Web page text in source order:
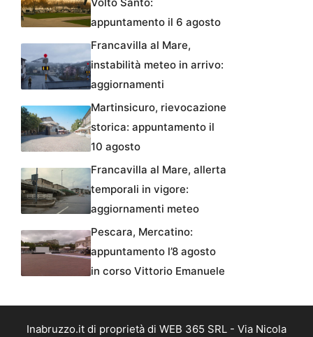
appuntamento il 6 agosto
Francavilla al Mare,
instabilità meteo in arrivo:
aggiornamenti
Martinsicuro, rievocazione
storica: appuntamento il
10 agosto
Francavilla al Mare, allerta
temporali in vigore:
aggiornamenti meteo
Pescara, Mercatino:
appuntamento l’8 agosto
in corso Vittorio Emanuele
Inabruzzo.it di proprietà di WEB 365 SRL - Via Nicola